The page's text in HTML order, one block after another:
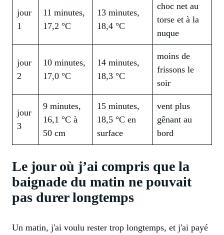
jour
1
11 minutes,
17,2 °C
13 minutes,
18,4 °C
choc net au
torse et à la
nuque
jour
2
10 minutes,
17,0 °C
14 minutes,
18,3 °C
moins de
frissons le
soir
jour
3
9 minutes,
16,1 °C à
50 cm
15 minutes,
18,5 °C en
surface
vent plus
gênant au
bord
Le jour où j’ai compris que la
baignade du matin ne pouvait
pas durer longtemps
Un matin, j'ai voulu rester trop longtemps, et j'ai payé